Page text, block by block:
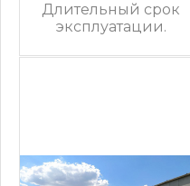
Длительный срок
эксплуатации.